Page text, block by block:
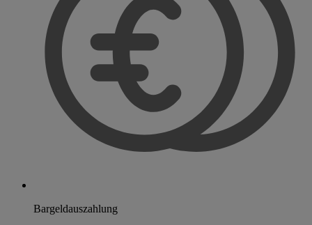
Bargeldauszahlung